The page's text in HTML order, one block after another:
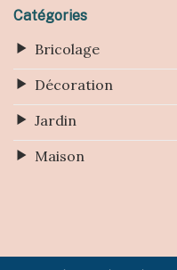
Catégories
Bricolage
Décoration
Jardin
Maison